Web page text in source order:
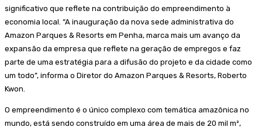
significativo que reflete na contribuição do empreendimento à
economia local. “A inauguração da nova sede administrativa do
Amazon Parques & Resorts em Penha, marca mais um avanço da
expansão da empresa que reflete na geração de empregos e faz
parte de uma estratégia para a difusão do projeto e da cidade como
um todo”, informa o Diretor do Amazon Parques & Resorts, Roberto
Kwon.
O empreendimento é o único complexo com temática amazônica no
mundo, está sendo construído em uma área de mais de 20 mil m²,